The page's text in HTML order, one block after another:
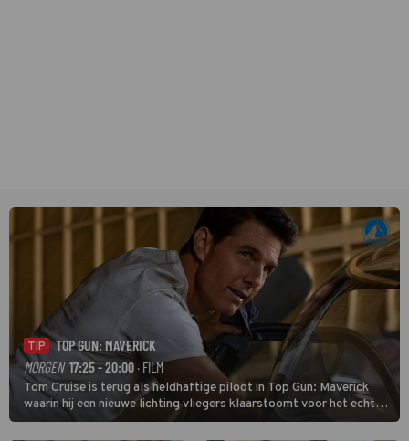
TIP
TOP GUN: MAVERICK
MORGEN 17:25 - 20:00· FILM
Tom Cruise is terug als heldhaftige piloot in Top Gun: Maverick
waarin hij een nieuwe lichting vliegers klaarstoomt voor het echte
werk.